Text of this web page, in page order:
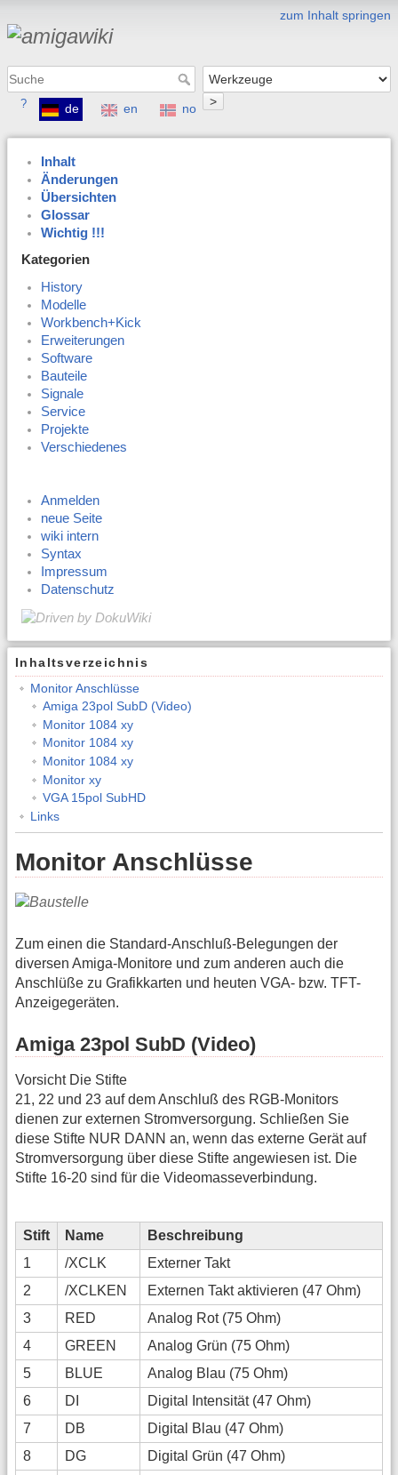
zum Inhalt springen
>
? de en no
Inhalt
Änderungen
Übersichten
Glossar
Wichtig !!!
Kategorien
History
Modelle
Workbench+Kick
Erweiterungen
Software
Bauteile
Signale
Service
Projekte
Verschiedenes
Anmelden
neue Seite
wiki intern
Syntax
Impressum
Datenschutz
Inhaltsverzeichnis
Monitor Anschlüsse
Amiga 23pol SubD (Video)
Monitor 1084 xy
Monitor 1084 xy
Monitor 1084 xy
Monitor xy
VGA 15pol SubHD
Links
Monitor Anschlüsse
Zum einen die Standard-Anschluß-Belegungen der
diversen Amiga-Monitore und zum anderen auch die
Anschlüße zu Grafikkarten und heuten VGA- bzw. TFT-
Anzeigegeräten.
Amiga 23pol SubD (Video)
Vorsicht Die Stifte
21, 22 und 23 auf dem Anschluß des RGB-Monitors
dienen zur externen Stromversorgung. Schließen Sie
diese Stifte NUR DANN an, wenn das externe Gerät auf
Stromversorgung über diese Stifte angewiesen ist. Die
Stifte 16-20 sind für die Videomasseverbindung.
Stift Name
Beschreibung
1
/XCLK
Externer Takt
2
/XCLKEN
Externen Takt aktivieren (47 Ohm)
3
RED
Analog Rot (75 Ohm)
4
GREEN
Analog Grün (75 Ohm)
5
BLUE
Analog Blau (75 Ohm)
6
DI
Digital Intensität (47 Ohm)
7
DB
Digital Blau (47 Ohm)
8
DG
Digital Grün (47 Ohm)